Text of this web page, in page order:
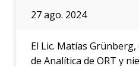
27 ago. 2024
El Lic. Matías
de Analítica de ORT y